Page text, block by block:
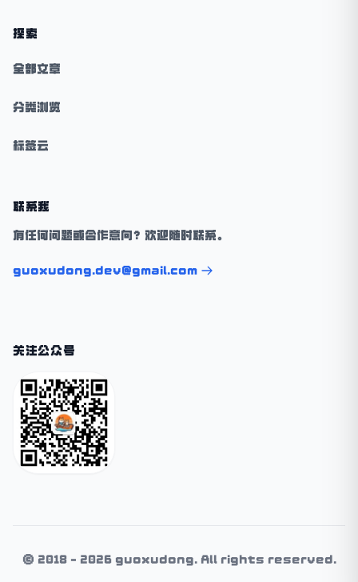
探索
全部文章
分类浏览
标签云
联系我
有任何问题或合作意向？欢迎随时联系。
guoxudong.dev@gmail.com
关注公众号
© 2018 - 2026 guoxudong. All rights reserved.